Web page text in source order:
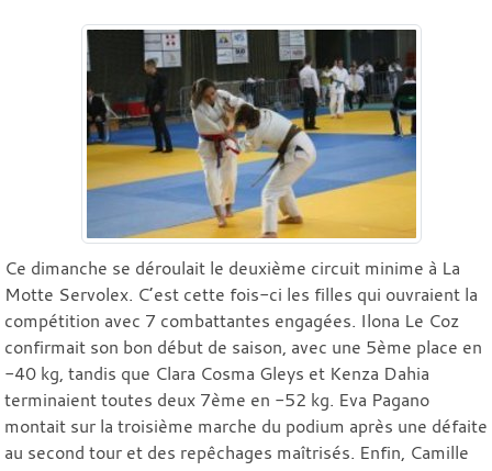
Ce dimanche se déroulait le deuxième circuit minime à La
Motte Servolex. C’est cette fois-ci les filles qui ouvraient la
compétition avec 7 combattantes engagées. Ilona Le Coz
confirmait son bon début de saison, avec une 5ème place en
-40 kg, tandis que Clara Cosma Gleys et Kenza Dahia
terminaient toutes deux 7ème en -52 kg. Eva Pagano
montait sur la troisième marche du podium après une défaite
au second tour et des repêchages maîtrisés. Enfin, Camille